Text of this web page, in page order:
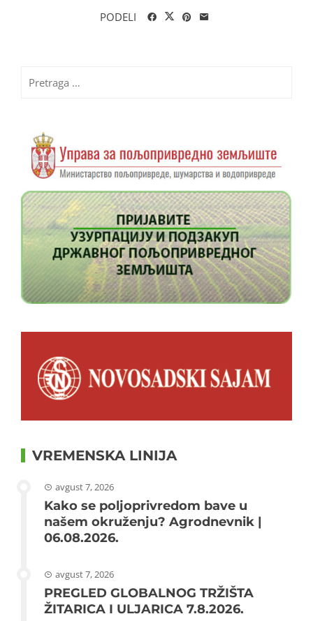
PODELI
za:
VREMENSKA LINIJA
avgust 7, 2026
Kako se poljoprivredom bave u
našem okruženju? Agrodnevnik |
06.08.2026.
avgust 7, 2026
PREGLED GLOBALNOG TRŽIŠTA
ŽITARICA I ULJARICA 7.8.2026.